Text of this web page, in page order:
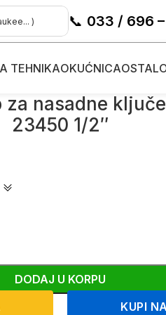
📞 033 / 696 –
TEHNIKAOKUĆNICA
1/2″
nasadne
23450 1/2″
DODAJ U KORPU
KUPI